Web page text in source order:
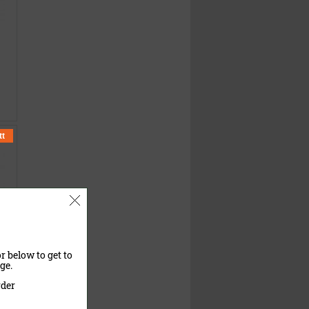
below to get to